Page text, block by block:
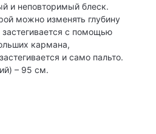
и неповторимый блеск.
можно изменять глубину
с помощью
кармана,
и само пальто.
– 95 см.